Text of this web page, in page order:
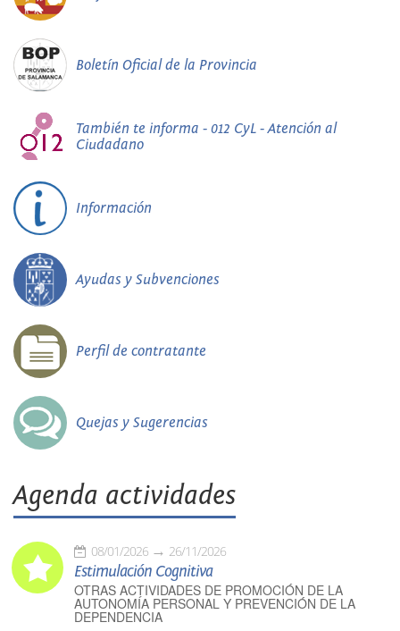
Boletín Oficial de la Provincia
También te informa - 012 CyL - Atención al
Ciudadano
Información
Ayudas y Subvenciones
Perfil de contratante
Quejas y Sugerencias
Agenda actividades
08/01/2026 26/11/2026
Estimulación Cognitiva
OTRAS ACTIVIDADES DE PROMOCIÓN DE LA
AUTONOMÍA PERSONAL Y PREVENCIÓN DE LA
DEPENDENCIA